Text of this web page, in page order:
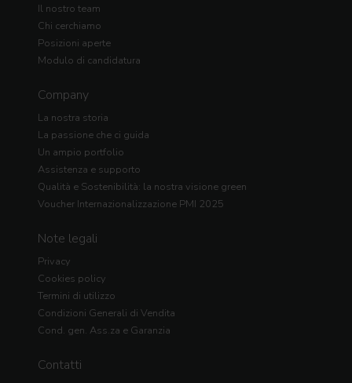
Il nostro team
Chi cerchiamo
Posizioni aperte
Modulo di candidatura
Company
La nostra storia
La passione che ci guida
Un ampio portfolio
Assistenza e supporto
Qualità e Sostenibilità: la nostra visione green
Voucher Internazionalizzazione PMI 2025
Note legali
Privacy
Cookies policy
Termini di utilizzo
Condizioni Generali di Vendita
Cond. gen. Ass.za e Garanzia
Contatti